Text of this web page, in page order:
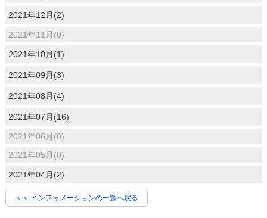
2021年12月(2)
2021年11月(0)
2021年10月(1)
2021年09月(3)
2021年08月(4)
2021年07月(16)
2021年06月(0)
2021年05月(0)
2021年04月(2)
＜＜ インフォメーションの一覧へ戻る